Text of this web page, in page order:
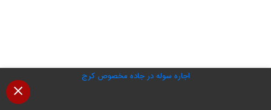
اجاره سوله در جاده مخصوص کرج